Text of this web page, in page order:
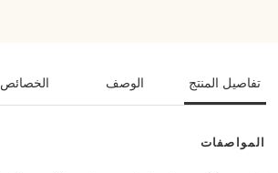
تفاصيل المنتج الوصف الخصائص
المواصفات